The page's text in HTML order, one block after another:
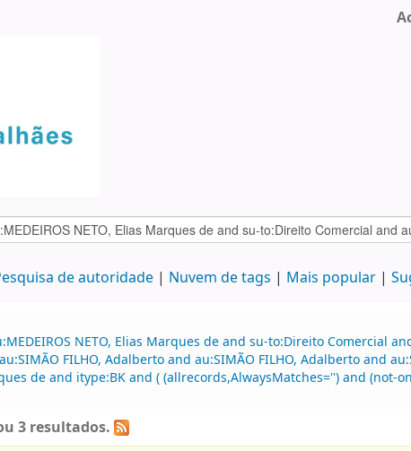
de autoridade Nuvem de tags Mais popular
NETO, Elias Marques de and su-to:Direito Comercial
FILHO, Adalberto and au:SIMÃO FILHO, Adalberto and
de and itype:BK and ( (allrecords,AlwaysMatches='') and
3 resultados.